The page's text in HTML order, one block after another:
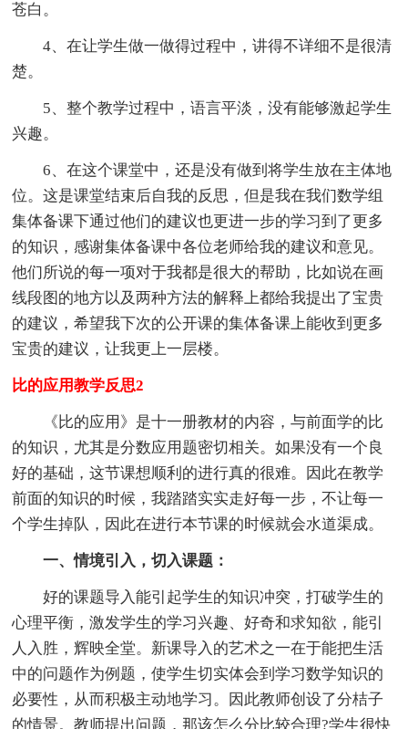
苍白。
4、在让学生做一做得过程中，讲得不详细不是很清
楚。
5、整个教学过程中，语言平淡，没有能够激起学生
兴趣。
6、在这个课堂中，还是没有做到将学生放在主体地
位。这是课堂结束后自我的反思，但是我在我们数学组
集体备课下通过他们的建议也更进一步的学习到了更多
的知识，感谢集体备课中各位老师给我的建议和意见。
他们所说的每一项对于我都是很大的帮助，比如说在画
线段图的地方以及两种方法的解释上都给我提出了宝贵
的建议，希望我下次的公开课的集体备课上能收到更多
宝贵的建议，让我更上一层楼。
比的应用教学反思2
《比的应用》是十一册教材的内容，与前面学的比
的知识，尤其是分数应用题密切相关。如果没有一个良
好的基础，这节课想顺利的进行真的很难。因此在教学
前面的知识的时候，我踏踏实实走好每一步，不让每一
个学生掉队，因此在进行本节课的时候就会水道渠成。
一、情境引入，切入课题：
好的课题导入能引起学生的知识冲突，打破学生的
心理平衡，激发学生的学习兴趣、好奇和求知欲，能引
人入胜，辉映全堂。新课导入的艺术之一在于能把生活
中的问题作为例题，使学生切实体会到学习数学知识的
必要性，从而积极主动地学习。因此教师创设了分桔子
的情景。教师提出问题，那该怎么分比较合理?学生很快